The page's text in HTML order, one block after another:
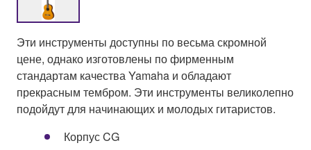
Эти инструменты доступны по весьма скромной
цене, однако изготовлены по фирменным
стандартам качества Yamaha и обладают
прекрасным тембром. Эти инструменты великолепно
подойдут для начинающих и молодых гитаристов.
Корпус CG